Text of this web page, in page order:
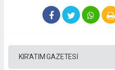
KIR'ATIM GAZETESİ